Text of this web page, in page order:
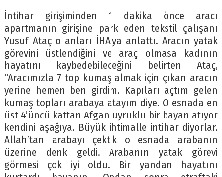
İntihar girişiminden 1 dakika önce aracı
apartmanın girişine park eden tekstil çalışanı
Yusuf Ataç o anları İHA’ya anlattı. Aracın yatak
görevini üstlendiğini ve araç olmasa kadının
hayatını kaybedebileceğini belirten Ataç,
“Aracımızla 7 top kumaş almak için çıkan aracın
yerine hemen ben girdim. Kapıları açtım gelen
kumaş topları arabaya atayım diye. O esnada en
üst 4’üncü kattan Afgan uyruklu bir bayan atıyor
kendini aşağıya. Büyük ihtimalle intihar diyorlar.
Allah’tan arabayı çektik o esnada arabanın
üzerine denk geldi. Arabanın yatak görevi
görmesi çok iyi oldu. Bir yandan hayatını